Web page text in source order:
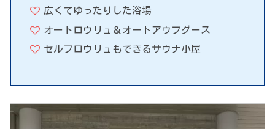
広くてゆったりした浴場
オートロウリュ＆オートアウフグース
セルフロウリュもできるサウナ小屋